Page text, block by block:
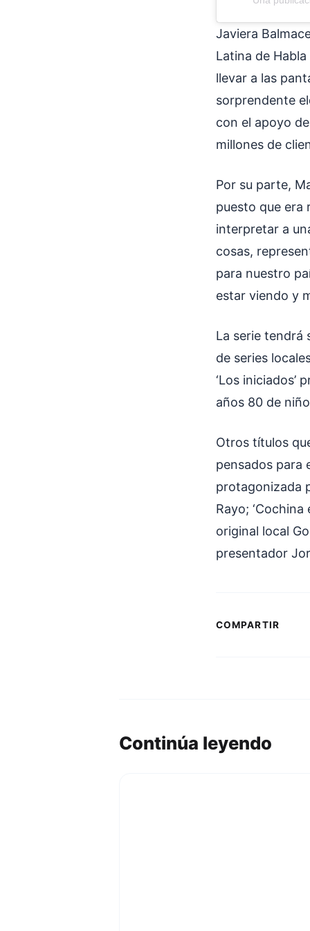
Javiera
Latina de
llevar a las
sorprendente
con el apoyo
millones de
Por su parte,
puesto que era
interpretar a
cosas,
para nuestro
estar viendo y
La serie tendrá
de series
‘Los iniciados’
años 80 de
Otros títulos
pensados para
protagonizada
Rayo; ‘Cochina
original local
presentador
COMPARTIR
Continúa leyendo